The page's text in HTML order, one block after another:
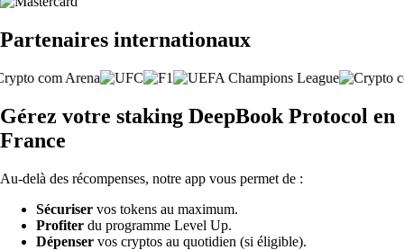
Partenaires internationaux
Gérez votre staking DeepBook Protocol en
France
Au-delà des récompenses, notre app vous permet de :
Sécuriser vos tokens au maximum.
Profiter du programme Level Up.
Dépenser vos cryptos au quotidien (si éligible).